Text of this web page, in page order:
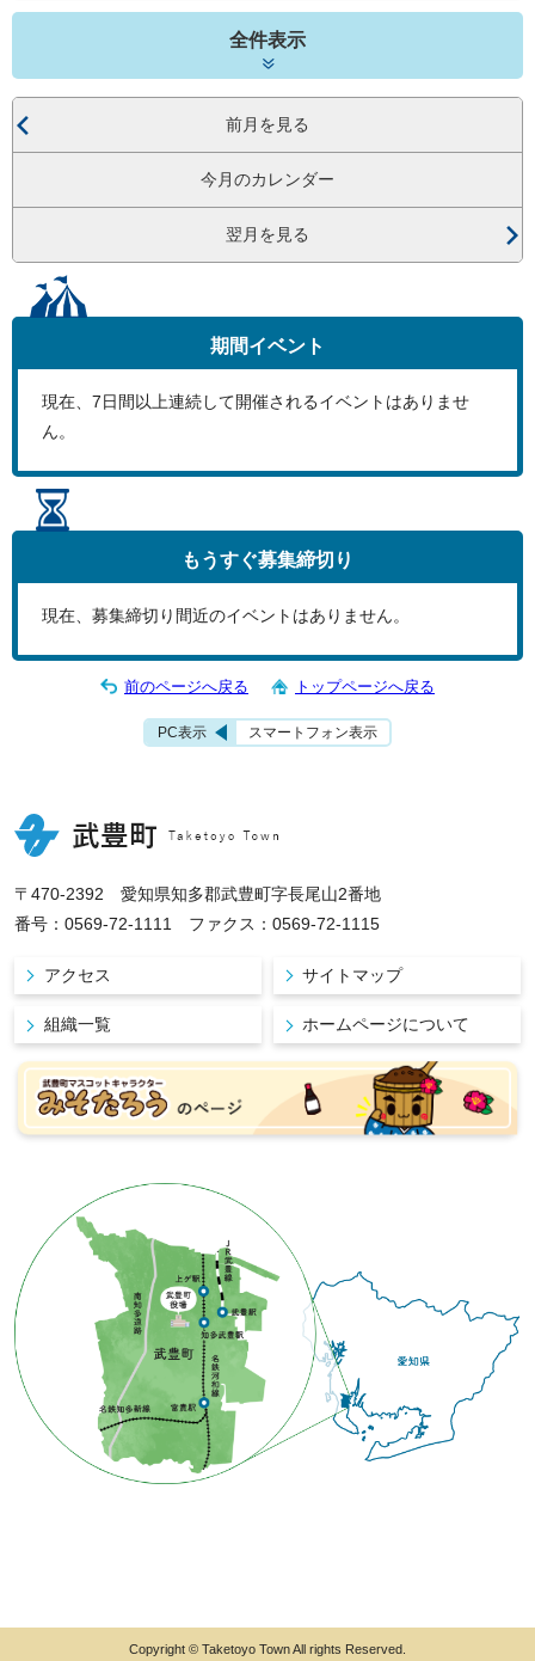
全件表示
前月を見る
今月のカレンダー
翌月を見る
期間イベント
現在、 7日間以上連続して開催されるイベントはありませ
ん。
もうすぐ募集締切り
現在、募集締切り間近のイベントはありません。
前のページへ戻る トップページへ戻る
PC表示 スマートフォン表示
〒470-2392 愛知県知多郡武豊町字長尾山2番地
番号：0569-72-1111 ファクス：0569-72-1115
アクセス サイトマップ
組織一覧 ホームページについて
Copyright © Taketoyo Town All rights Reserved.